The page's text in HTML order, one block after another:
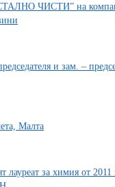
ЧИСТИ” на
и зам. –
Малта
лауреат за химия от